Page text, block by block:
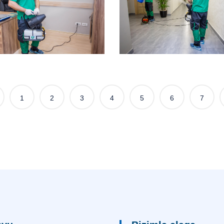
1 2 3 4 5 6 7